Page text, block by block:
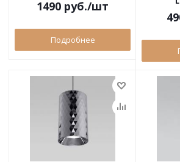
1490 руб./шт
Подробнее